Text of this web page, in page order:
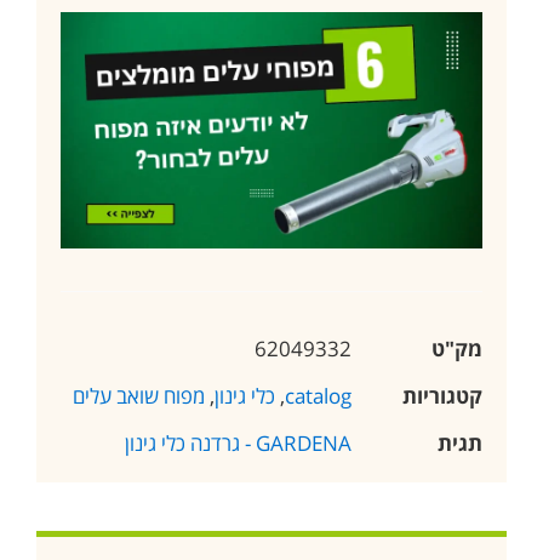
מק"ט
62049332
קטגוריות
catalog
, כלי גינון, מפוח שואב עלים
תגית
GARDENA - גרדנה כלי גינון